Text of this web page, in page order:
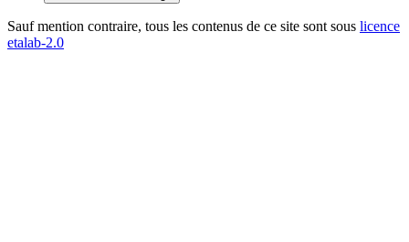
Sauf mention contraire, tous les contenus de ce site sont sous licence
etalab-2.0